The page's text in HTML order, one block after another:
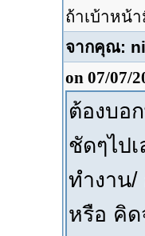
ถ้าเบ้าหน้
จากคุณ:
on 07/07/
ต้องบอ
ชัดๆไป
ทำงาน/
หรือ คิด